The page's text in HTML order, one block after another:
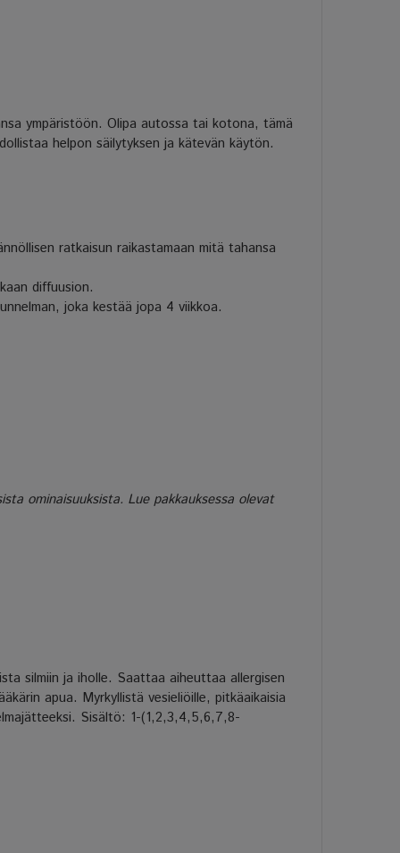
ympäristöön. Olipa autossa tai kotona, tämä
helpon säilytyksen ja kätevän käytön.
ratkaisun raikastamaan mitä tahansa
diffuusion.
joka kestää jopa 4 viikkoa.
ominaisuuksista. Lue pakkauksessa olevat
silmiin ja iholle. Saattaa aiheuttaa allergisen
apua. Myrkyllistä vesieliöille, pitkäaikaisia
Sisältö: 1-(1,2,3,4,5,6,7,8-